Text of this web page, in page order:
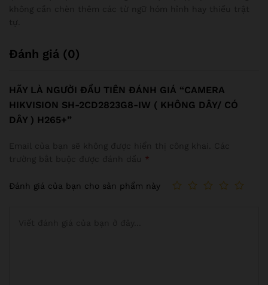
Đánh giá (0)
HÃY LÀ NGƯỜI ĐẦU TIÊN ĐÁNH GIÁ “CAMERA
HIKVISION SH-2CD2823G8-IW ( KHÔNG DÂY/ CÓ
DÂY ) H265+”
*
Đánh giá của bạn cho sản phẩm này